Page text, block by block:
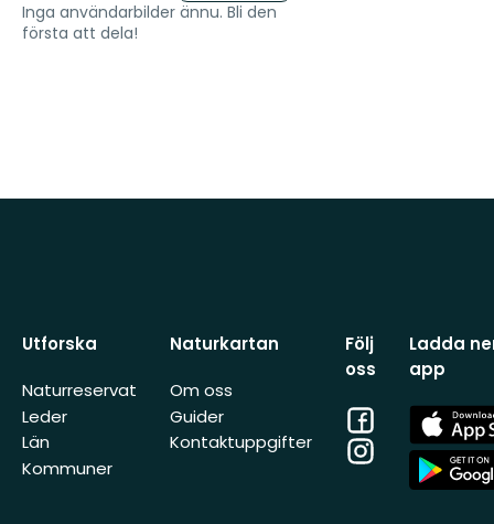
Inga användarbilder ännu. Bli den
första att dela!
Utforska
Naturreservat
Leder
Län
Kommuner
Naturkartan
Om oss
Guider
Kontaktuppgifter
Följ
oss
Facebook
Instagram
Ladda
app
App
Store
App
Store